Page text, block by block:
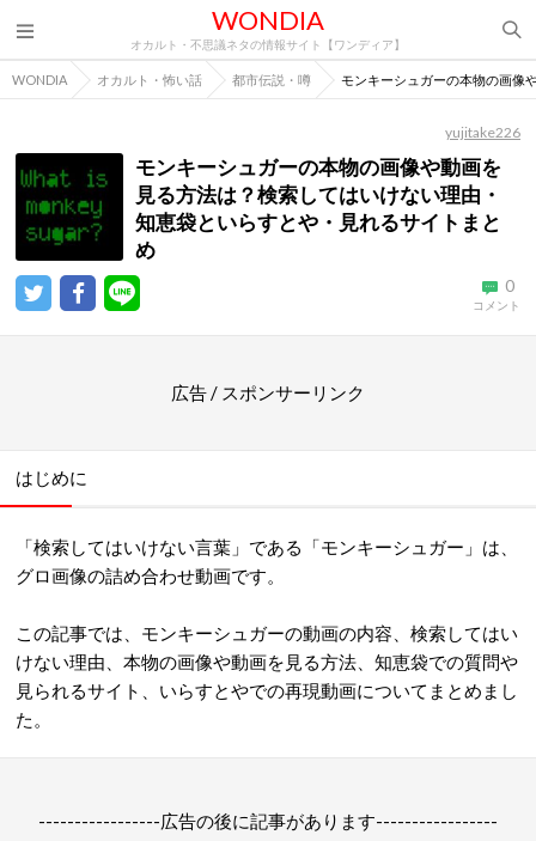
WONDIA
オカルト・不思議ネタの情報サイト【ワンディア】
WONDIA オカルト・怖い話 都市伝説・噂 モンキーシュガーの本物の画像
yujitake226
モンキーシュガーの本物の画像や動画を
見る方法は？検索してはいけない理由・
知恵袋といらすとや・見れるサイトまと
め
0
コメント
広告 / スポンサーリンク
はじめに
「検索してはいけない言葉」である「モンキーシュガー」は、
グロ画像の詰め合わせ動画です。
この記事では、モンキーシュガーの動画の内容、検索してはい
けない理由、本物の画像や動画を見る方法、知恵袋での質問や
見られるサイト、いらすとやでの再現動画についてまとめまし
た。
-----------------広告の後に記事があります-----------------